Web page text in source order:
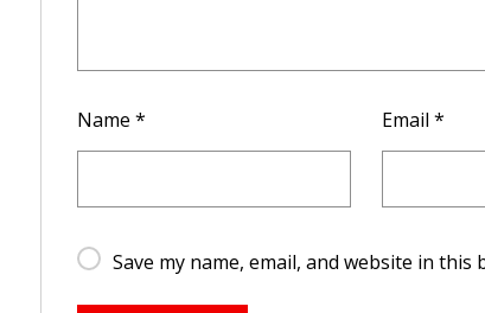
Name * Email *
Save my name, email, and website in